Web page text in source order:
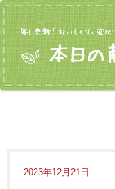
2023年12月21日